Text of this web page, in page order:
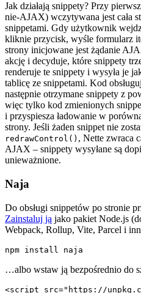
Jak działają snippety? Przy
nie-AJAX) wczytywana jest cała
snippetami. Gdy użytkownik
kliknie przycisk, wyśle formularz
strony inicjowane jest żądanie
akcję i decyduje, które snippety
renderuje te snippety i wysyła je
tablicę ze snippetami. Kod
następnie otrzymane snippety z
więc tylko kod zmienionych
i przyspiesza ładowanie w
strony. Jeśli żaden snippet nie
redrawControl() , Nette zwraca
AJAX – snippety wysyłane są
unieważnione.
Naja
Do obsługi snippetów po stronie
Zainstaluj ją jako pakiet Node.js
Webpack, Rollup, Vite, Parcel i
…albo wstaw ją bezpośrednio do